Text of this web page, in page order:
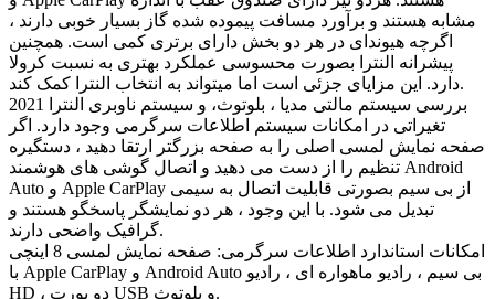
مشابه هستند و برآورد مسافت پیموده شده گاز بسیار خوبی دارند ،
اگرچه هیوندای در هر دو بخش دارای برتری کمی است. همچنین
پیشرانه النترا بصورت محسوسی عملکرد بهتری به نسبت کرولا
دارد. این مزایای جزئی است اما میتواند به انتخاب النترا کمک کند.
بررسی سیستم مالتی مدیا ، بلوتوث، و سیستم ناوبری النترا 2021
تغیراتی در امکانات سیستم اطلاعات سرگرمی وجود دارد. اگر
صفحه نمایش لمسی اصلی را به صفحه بزرگتر ارتقا دهید ، دستگیره
تنظیم را از دست می دهید و اتصال گوشی های هوشمند Android
Auto و Apple CarPlay از بی سیم بصورتی قابلیت اتصال به سیمی
تبدیل می شود. با این وجود ، هر دو نمایشگر پاسخگو هستند و
گرافیک واضحی دارند.
امکانات استاندارد اطلاعات سرگرمی: صفحه نمایش لمسی 8 اینچی
با Apple CarPlay و Android Auto بی سیم ، رادیو ماهواره ای ، رادیو
HD ، دو پورت USB و بلوتوث.